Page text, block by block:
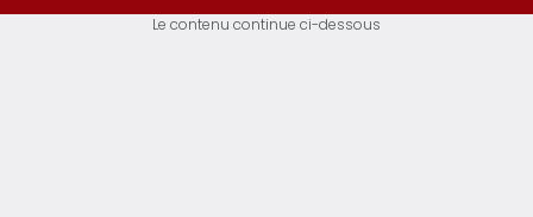
Le contenu continue ci-dessous